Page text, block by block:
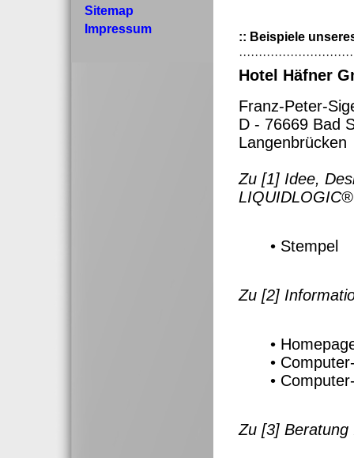
Sitemap
Impressum
:: Beispiele
Hotel Häfner
Franz-Peter-
D - 76669 Bad
Langenbrücken
Zu [1] Idee,
• Stempel
Zu [2]
•
•
•
Zu [3]